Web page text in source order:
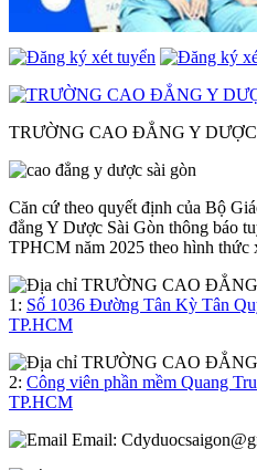
TRƯỜNG CAO ĐẲNG Y
Căn cứ theo quyết định của Bộ
đẳng Y Dược Sài Gòn thông báo
TPHCM năm 2025 theo hình thức
1: Số 1036 Đường Tân Kỳ Tân
TP.HCM
2: Công viên phần mềm Quang
TP.HCM
Email: